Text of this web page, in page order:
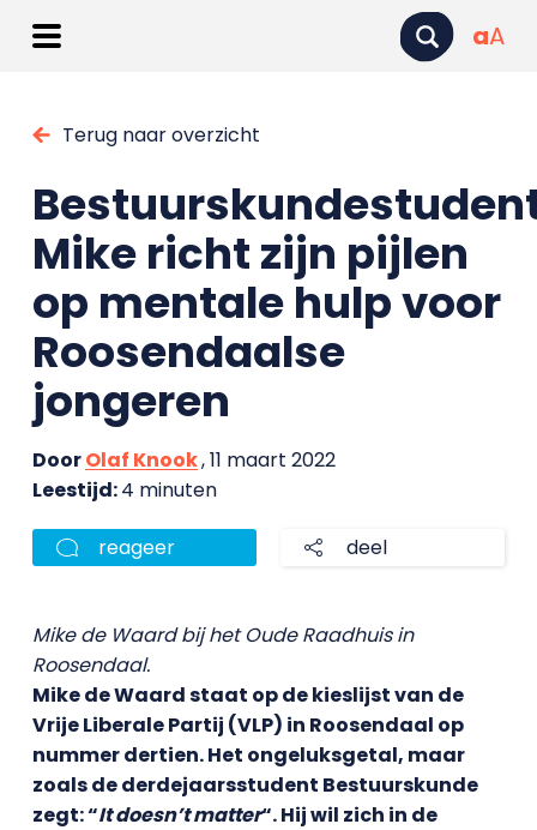
aA
Terug naar overzicht
Mike richt zijn pijlen
op mentale hulp voor
Roosendaalse
jongeren
DoorOlaf Knook, 11 maart 2022
Leestijd:4 minuten
reageer deel
Mike de Waard bij het Oude Raadhuis in
Roosendaal.
Mike de Waard staat op de kieslijst van de
Vrije Liberale Partij (VLP) in Roosendaal op
nummer dertien. Het ongeluksgetal, maar
zoals de derdejaarsstudent Bestuurskunde
zegt: “It doesn’t matter“. Hij wil zich in de